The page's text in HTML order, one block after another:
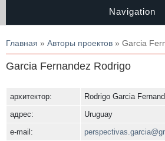
Navigation
Вы здесь
Главная » Авторы проектов » Garcia
Garcia Fernandez Rodrigo
архитектор:
Rodrigo Garcia
адрес:
Uruguay
e-mail: